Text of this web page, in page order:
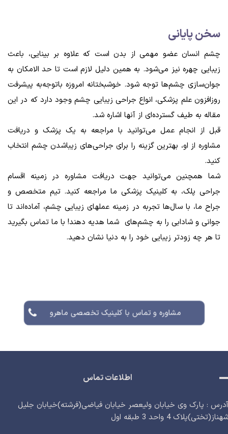
سخن پایانی
چشم انسان عضو مهمی از بدن است که علاوه بر بینایی، باعث
زیبایی چهره نیز می‌شود. به همین دلیل لازم است تا حد الامکان به
جوان‌سازی چشم‌ها توجه شود. خوشبختانه امروزه باتوجه‌به پیشرفت
روزافزون علم پزشکی، انواع جراحی زیبایی چشم وجود دارد که در این
مقاله به طیف گسترده‌ای از آنها اشاره شد.
قبل از انجام عمل می‌توانید با مراجعه به یک پزشک و دریافت
مشاوره از او، بهترین گزینه را برای جراحی‌های زیباشدن چشم انتخاب
کنید.
شما همچنین می‌توانید جهت دریافت مشاوره در زمینه اقسام
جراحی پلک، به کلینیک پزشکی ما مراجعه کنید. تیم متخصص و
جراح ما، با سال‌ها تجربه در زمینه عملهای زیبایی چشم، آماده‌اند تا
جوانی و شادابی را به چشم‌های شما هدیه دهند! با ما تماس بگیرید
تا هر چه زودتر زیبایی خود را به دنیا نشان دهید.
مشاوره و تماس با کلینیک تخصصی ماهرو
اطلاعات تماس
آدرس : پارک وی خیابان ولیعصر خیابان فیاضی(فرشته)خیابان جلیل
شهناز(تختی)پلاک 4 واحد 3 طبقه اول